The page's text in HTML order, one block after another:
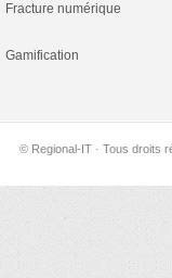
Fracture numérique
Gamification
© Regional-IT · Tous droits